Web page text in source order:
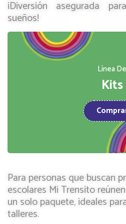
¡Diversión asegurada
sueños!
Línea De
Kits
Para personas que buscan
escolares Mi Trensito
un solo paquete, ideales
talleres.